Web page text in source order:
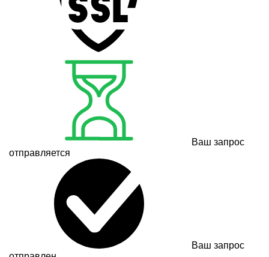
Ваш запрос
отправляется
Ваш запрос